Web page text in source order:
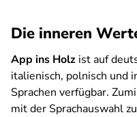
Die inneren
App ins Holz ist auf
italienisch, polnisch und
Sprachen verfügbar.
mit der Sprachauswahl